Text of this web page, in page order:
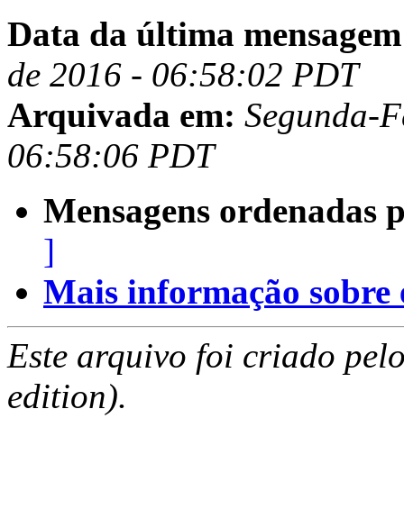
Data da última
de 2016 - 06:58:02 PDT
Arquivada em: Segunda-
06:58:06 PDT
Mensagens ordenadas
]
Mais informação sobre
Este arquivo foi criado
edition).